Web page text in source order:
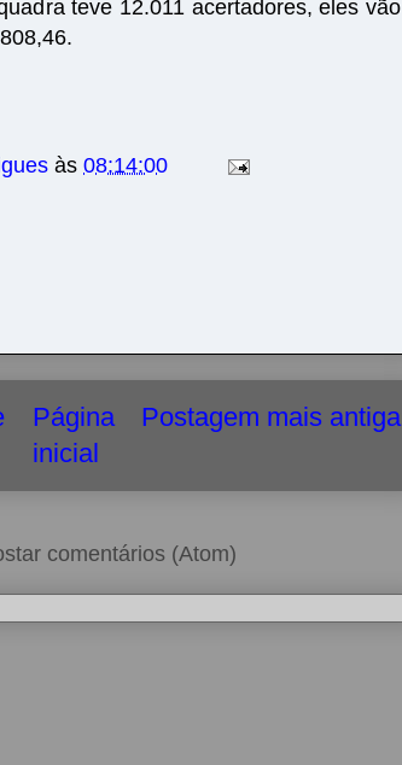
teve 12.011 acertadores, eles vão
às 08:14:00
Postagem mais antiga
Página
inicial
comentários (Atom)